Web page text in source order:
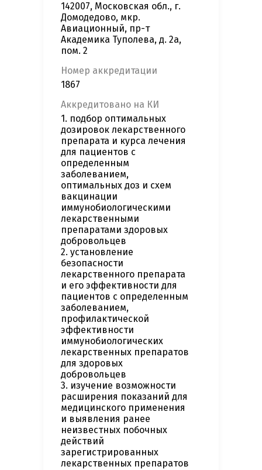
142007, Московская обл., г.
Домодедово, мкр.
Авиационный, пр-т
Академика Туполева, д. 2а,
пом. 2
Номер аккредитации
1867
Аккредитовано на КИ
1. подбор оптимальных
дозировок лекарственного
препарата и курса лечения
для пациентов с
определенным
заболеванием,
оптимальных доз и схем
вакцинации
иммунобиологическими
лекарственными
препаратами здоровых
добровольцев
2. установление
безопасности
лекарственного препарата
и его эффективности для
пациентов с определенным
заболеванием,
профилактической
эффективности
иммунобиологических
лекарственных препаратов
для здоровых
добровольцев
3. изучение возможности
расширения показаний для
медицинского применения
и выявления ранее
неизвестных побочных
действий
зарегистрированных
лекарственных препаратов